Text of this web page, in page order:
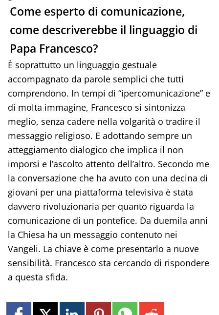
Come esperto di comunicazione,
come descriverebbe il linguaggio di
Papa Francesco?
È soprattutto un linguaggio gestuale
accompagnato da parole semplici che tutti
comprendono. In tempi di “ipercomunicazione” e
di molta immagine, Francesco si sintonizza
meglio, senza cadere nella volgarità o tradire il
messaggio religioso. E adottando sempre un
atteggiamento dialogico che implica il non
imporsi e l’ascolto attento dell’altro. Secondo me
la conversazione che ha avuto con una decina di
giovani per una piattaforma televisiva è stata
davvero rivoluzionaria per quanto riguarda la
comunicazione di un pontefice. Da duemila anni
la Chiesa ha un messaggio contenuto nei
Vangeli. La chiave è come presentarlo a nuove
sensibilità. Francesco sta cercando di rispondere
a questa sfida.